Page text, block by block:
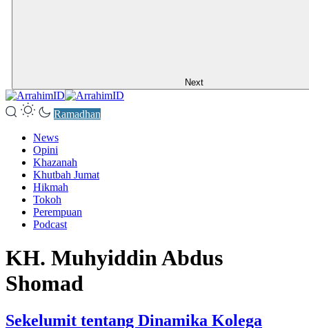
Next
Ramadhan
News
Opini
Khazanah
Khutbah Jumat
Hikmah
Tokoh
Perempuan
Podcast
KH. Muhyiddin Abdus
Shomad
Sekelumit tentang Dinamika Kolega